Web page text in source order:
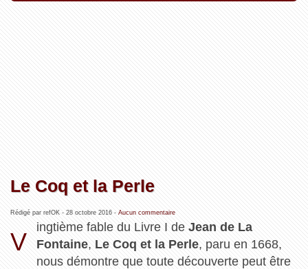
Le Coq et la Perle
Rédigé par refOK - 28 octobre 2016- Aucun commentaire
V
ingtième fable du Livre I deJean de La
Fontaine, Le Coq et la Perle, paru en 1668,
nous démontre que toute découverte peut être